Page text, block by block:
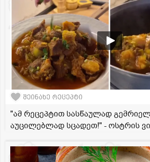
შეინახე რეცეპტი
"ამ რეცეპტით სასწაულად
აუცილებლად სცადეთ!" - ოსტრის